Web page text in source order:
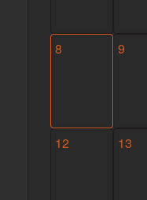
8 9
12 13